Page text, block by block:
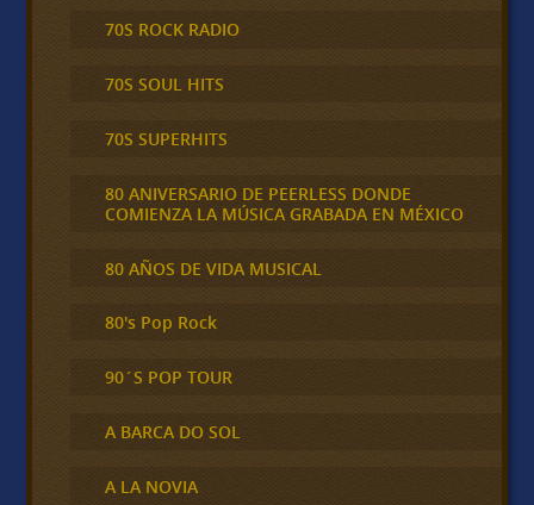
70S ROCK RADIO
70S SOUL HITS
70S SUPERHITS
80 ANIVERSARIO DE PEERLESS DONDE
COMIENZA LA MÚSICA GRABADA EN MÉXICO
80 AÑOS DE VIDA MUSICAL
80's Pop Rock
90´S POP TOUR
A BARCA DO SOL
A LA NOVIA